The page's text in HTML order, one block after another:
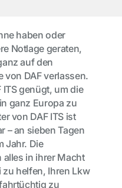
haben oder
Notlage geraten,
auf den
von DAF verlassen.
ITS genügt, um die
ganz Europa zu
von DAF ITS ist
– an sieben Tagen
Jahr. Die
in ihrer Macht
zu helfen, Ihren Lkw
zu